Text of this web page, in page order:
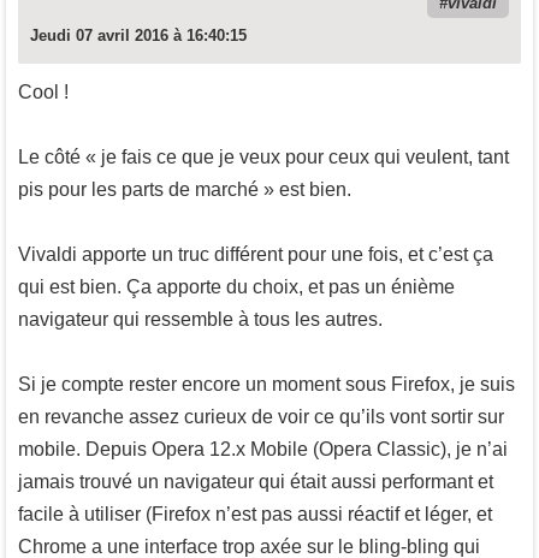
Jeudi 07 avril 2016 à 16:40:15
Cool !
Le côté « je fais ce que je veux pour ceux qui veulent, tant
pis pour les parts de marché » est bien.
Vivaldi apporte un truc différent pour une fois, et c’est ça
qui est bien. Ça apporte du choix, et pas un énième
navigateur qui ressemble à tous les autres.
Si je compte rester encore un moment sous Firefox, je suis
en revanche assez curieux de voir ce qu’ils vont sortir sur
mobile. Depuis Opera 12.x Mobile (Opera Classic), je n’ai
jamais trouvé un navigateur qui était aussi performant et
facile à utiliser (Firefox n’est pas aussi réactif et léger, et
Chrome a une interface trop axée sur le bling-bling qui